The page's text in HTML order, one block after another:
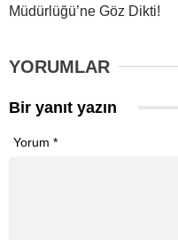
Müdürlüğü’ne Göz Dikti!
YORUMLAR
Bir yanıt yazın
Yorum *